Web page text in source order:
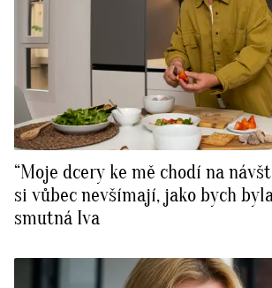
“Moje dcery ke mě chodí na
si vůbec nevšímají, jako bych
smutná Iva